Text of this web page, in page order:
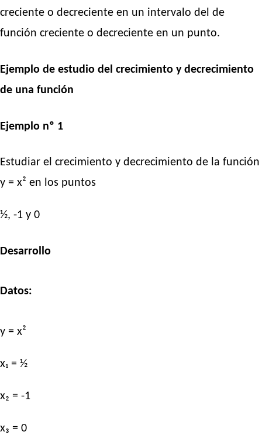
creciente o decreciente en un intervalo del de
función creciente o decreciente en un punto.
Ejemplo de estudio del crecimiento y decrecimiento
de una función
Ejemplo nº 1
Estudiar el crecimiento y decrecimiento de la función
y = x² en los puntos
½, -1 y 0
Desarrollo
Datos:
y = x²
x₁ = ½
x₂ = -1
x₃ = 0